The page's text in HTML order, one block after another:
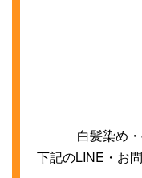
白髪染め
下記のLINE ・お